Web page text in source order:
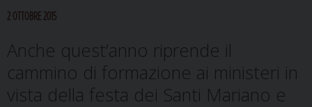
2 OTTOBRE 2015
Anche quest’anno riprende il
cammino di formazione ai ministeri in
vista della festa dei Santi Mariano e